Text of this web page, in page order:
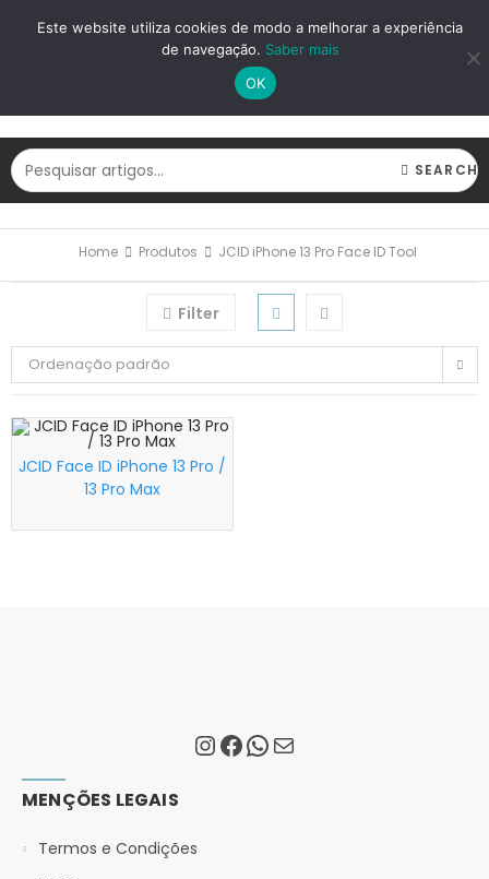
LOGIN REGISTAR
SEARCH
Home Produtos JCID iPhone 13 Pro Face ID Tool
Filter
Ordenação padrão
JCID Face ID iPhone 13 Pro /
13 Pro Max
MENÇÕES LEGAIS
Termos e Condições
Este website utiliza cookies de modo a melhorar a experiência
de navegação. Saber mais
OK